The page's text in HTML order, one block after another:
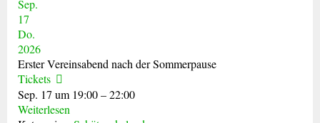
Sep.
17
Do.
2026
Erster Vereinsabend nach der Sommerpause
Tickets
Sep. 17 um 19:00 – 22:00
Weiterlesen